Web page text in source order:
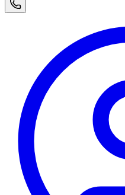
Téléphone et horaires d'ouverture